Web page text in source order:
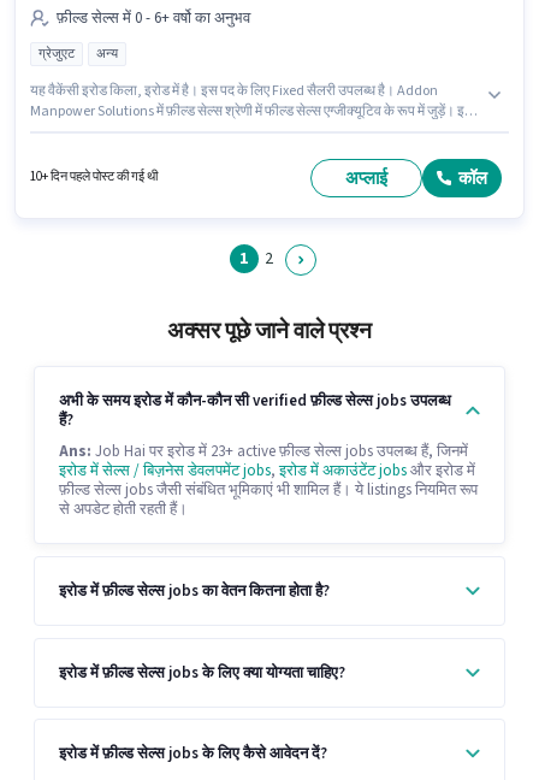
फ़ील्ड सेल्स में 0 - 6+ वर्षो का अनुभव
ग्रेजुएट अन्य
यह वैकेंसी इरोड किला, इरोड में है। इस पद के लिए Fixed सैलरी उपलब्ध है। Addon
Manpower Solutions में फ़ील्ड सेल्स श्रेणी में फील्ड सेल्स एग्जीक्यूटिव के रूप में जुड़ें। इस
10+ दिन पहले पोस्ट की गई थी अप्लाई कॉल
1 2
अक्सर पूछे जाने वाले प्रश्न
अभी के समय इरोड में कौन-कौन सी verified फ़ील्ड सेल्स jobs उपलब्ध
हैं?
Ans: Job Hai पर इरोड में 23+ active फ़ील्ड सेल्स jobs उपलब्ध हैं, जिनमें
इरोड में सेल्स / बिज़नेस डेवलपमेंट jobs,इरोड में अकाउंटेंट jobsऔर इरोड में
फ़ील्ड सेल्स jobs जैसी संबंधित भूमिकाएं भी शामिल हैं। ये listings नियमित रूप
से अपडेट होती रहती हैं।
इरोड में फ़ील्ड सेल्स jobs का वेतन कितना होता है?
इरोड में फ़ील्ड सेल्स jobs के लिए क्या योग्यता चाहिए?
इरोड में फ़ील्ड सेल्स jobs के लिए कैसे आवेदन दें?